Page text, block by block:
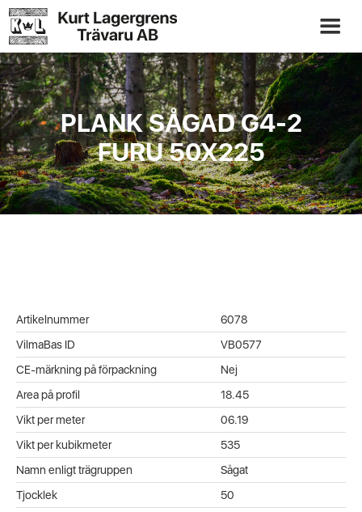
PLANK SÅGAD G4-2
FURU 50X225
Artikelnummer
6078
VilmaBas ID
VB0577
CE-märkning på förpackning
Nej
Area på profil
18.45
Vikt per meter
06.19
Vikt per kubikmeter
535
Namn enligt trägruppen
Sågat
Tjocklek
50